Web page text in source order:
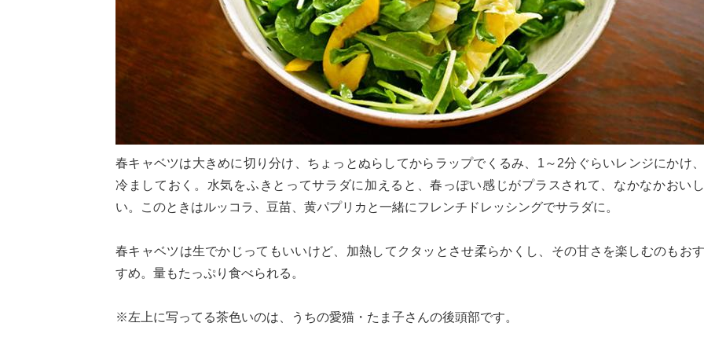
春キャベツは大きめに切り分け、ちょっとぬらしてからラップでくるみ、1～2分ぐらいレンジにかけ、
冷ましておく。水気をふきとってサラダに加えると、春っぽい感じがプラスされて、なかなかおいし
い。このときはルッコラ、豆苗、黄パプリカと一緒にフレンチドレッシングでサラダに。
春キャベツは生でかじってもいいけど、加熱してクタッとさせ柔らかくし、その甘さを楽しむのもおす
すめ。量もたっぷり食べられる。
※左上に写ってる茶色いのは、うちの愛猫・たま子さんの後頭部です。